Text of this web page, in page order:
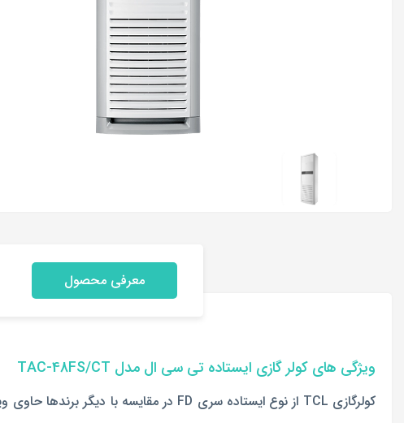
معرفی محصول
ویژگی های کولر گازی ایستاده تی سی ال مدل TAC-48FS/CT
کولرگازی TCL از نوع ایستاده سری F